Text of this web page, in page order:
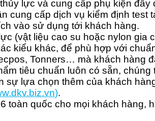
lực và cung cấp phụ kiện đầy
cung cấp dịch vụ kiểm định test
vào sử dụng tới khách hàng.
(vật liệu cao su hoặc nylon gia
kiểu khác, để phù hợp với
Tonners… mà khách hàng
tiêu chuẩn luôn có sẵn,
sự lựa chọn thêm của khách
iz.vn).
toàn quốc cho mọi khách hàng,